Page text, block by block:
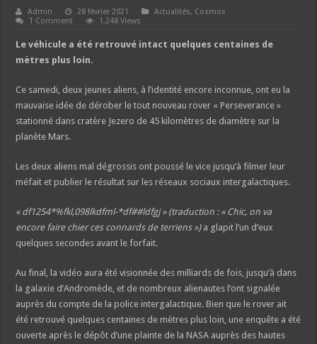
Admin 28 février 2021 Actualités, Cosmos
1 Comment
1,248 Views
Le véhicule a été retrouvé intact quelques centaines de
mètres plus loin.
Ce samedi, deux jeunes aliens, à l’identité encore inconnue, ont eu la
mauvaise idée de dérober le tout nouveau rover « Perseverance »
stationné dans cratère Jezero de 45 kilomètres de diamètre sur la
planète Mars.
Les deux aliens mal dégrossis ont poussé le vice jusqu’à filmer leur
méfait et publier le résultat sur les réseaux sociaux intergalactiques.
« df1254*%fkl,098lkdfml-*df##ldfgj » (traduction : « Chic, on va
encore faire chier ces connards de terriens »)a glapit l’un d’eux
quelques secondes avant le forfait.
Au final, la vidéo aura été visionnée des milliards de fois, jusqu’à dans
la galaxie d’Andromède, et de nombreux alienautes l’ont signalée
auprès du compte de la police intergalactique. Bien que le rover ait
été retrouvé quelques centaines de mètres plus loin, une enquête a été
ouverte après le dépôt d’une plainte de la NASA auprès des hautes